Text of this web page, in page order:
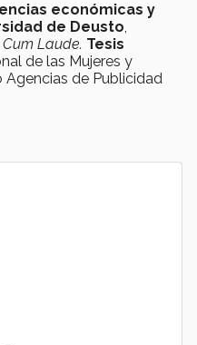
económicas y
de Deusto,
Cum Laude. Tesis
de las Mujeres y
Agencias de Publicidad